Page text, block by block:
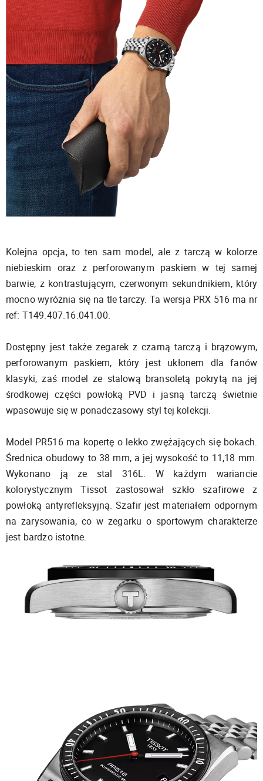
Kolejna opcja, to ten sam model, ale z tarczą w kolorze
niebieskim oraz z perforowanym paskiem w tej samej
barwie, z kontrastującym, czerwonym sekundnikiem, który
mocno wyróżnia się na tle tarczy. Ta wersja PRX 516 ma nr
ref: T149.407.16.041.00.
Dostępny jest także zegarek z czarną tarczą i brązowym,
perforowanym paskiem, który jest ukłonem dla fanów
klasyki, zaś model ze stalową bransoletą pokrytą na jej
środkowej części powłoką PVD i jasną tarczą świetnie
wpasowuje się w ponadczasowy styl tej kolekcji.
Model PR516 ma kopertę o lekko zwężających się bokach.
Średnica obudowy to 38 mm, a jej wysokość to 11,18 mm.
Wykonano ją ze stal 316L. W każdym wariancie
kolorystycznym Tissot zastosował szkło szafirowe z
powłoką antyrefleksyjną. Szafir jest materiałem odpornym
na zarysowania, co w zegarku o sportowym charakterze
jest bardzo istotne.